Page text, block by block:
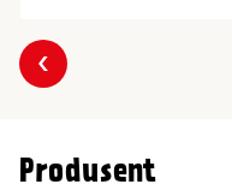
Forrige
Produsent